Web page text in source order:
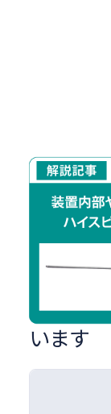
装置内部やカ
ピードカメ
解説記事
各種お
います